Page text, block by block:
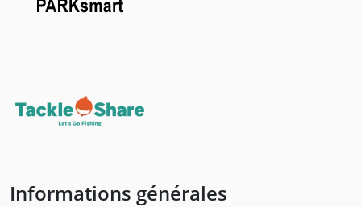
Informations générales